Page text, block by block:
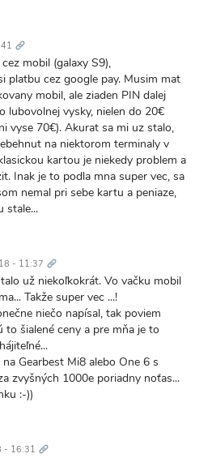
odkaz
mobil (galaxy S9),
platbu cez google pay. Musim mat
mobil, ale ziaden PIN dalej
lubovolnej vysky, nielen do 20€
vyse 70€). Akurat sa mi uz stalo,
na niektorom terminaly v
kartou je niekedy problem a
Inak je to podla mna super vec, sa
nemal pri sebe kartu a peniaze,
stale...
- 11:37 odkaz
už niekoľkokrát. Vo vačku mobil
Takže super vec ...!
niečo napísal, tak poviem
to šialené ceny a pre mňa je to
Gearbest Mi8 alebo One 6 s
zvyšných 1000e poriadny noťas...
:-))
- 16:31 odkaz